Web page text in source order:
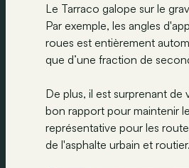
Le Tarraco galope sur le
Par exemple, les angles
roues est entièrement
que d’une fraction de
De plus, il est surprenant
bon rapport pour maintenir
représentative pour les
de l'asphalte urbain et routier.